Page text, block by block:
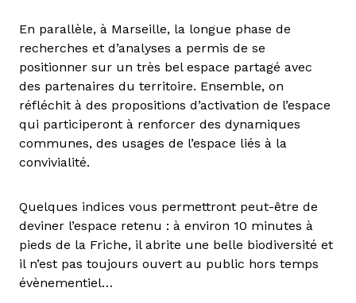
En parallèle, à Marseille, la longue phase de
recherches et d’analyses a permis de se
positionner sur un très bel espace partagé avec
des partenaires du territoire. Ensemble, on
réfléchit à des propositions d’activation de l’espace
qui participeront à renforcer des dynamiques
communes, des usages de l’espace liés à la
convivialité.
Quelques indices vous permettront peut-être de
deviner l’espace retenu : à environ 10 minutes à
pieds de la Friche, il abrite une belle biodiversité et
il n’est pas toujours ouvert au public hors temps
évènementiel…